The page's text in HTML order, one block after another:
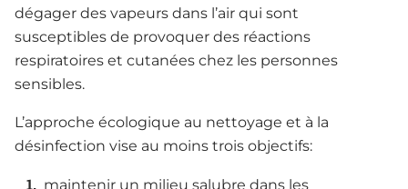
dégager des vapeurs dans l’air qui sont
susceptibles de provoquer des réactions
respiratoires et cutanées chez les personnes
sensibles.
L’approche écologique au nettoyage et à la
désinfection vise au moins trois objectifs:
maintenir un milieu salubre dans les